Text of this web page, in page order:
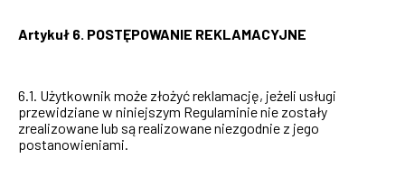
Artykuł 6. POSTĘPOWANIE REKLAMACYJNE
6.1. Użytkownik może złożyć reklamację, jeżeli usługi
przewidziane w niniejszym Regulaminie nie zostały
zrealizowane lub są realizowane niezgodnie z jego
postanowieniami.